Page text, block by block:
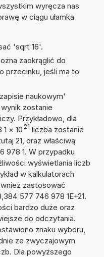
wyręcza nas
w ciągu ułamka
'sqrt 16'.
zaokrąglić do
przecinku, jeśli ma to
naukowym'
zostanie
Przykładowo, dla
1 × 10 21 liczba zostanie
21, oraz właściwą
978 1. W przypadku
wyświetlania liczb
w kalkulatorach
zastosować
577 746 978 1E+21.
bardzo duże oraz
do odczytania.
znaku wyboru,
ze zwyczajowym
Dla powyższego